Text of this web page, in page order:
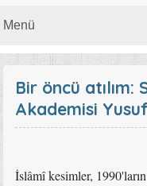
Bir öncü
Akademisi
İslâmî kesimler,